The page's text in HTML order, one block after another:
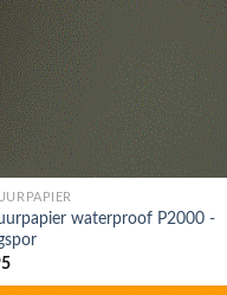
waterproof P2000 -